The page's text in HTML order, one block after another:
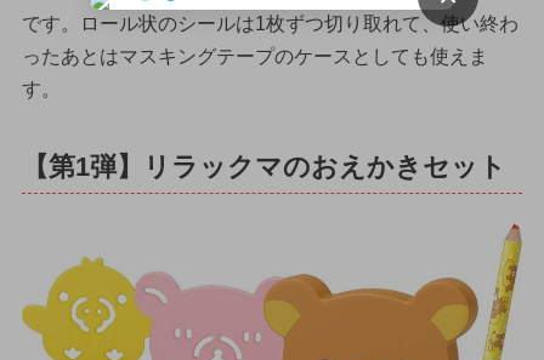
です。ロール状のシールは1枚ずつ切り取れて、使い終わ
ったあとはマスキングテープのケースとしても使えま
す。
【第1弾】リラックマのおえかきセット